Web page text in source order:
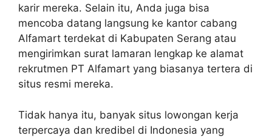
karir mereka. Selain itu, Anda juga bisa
mencoba datang langsung ke kantor cabang
Alfamart terdekat di Kabupaten Serang atau
mengirimkan surat lamaran lengkap ke alamat
rekrutmen PT Alfamart yang biasanya tertera di
situs resmi mereka.
Tidak hanya itu, banyak situs lowongan kerja
terpercaya dan kredibel di Indonesia yang